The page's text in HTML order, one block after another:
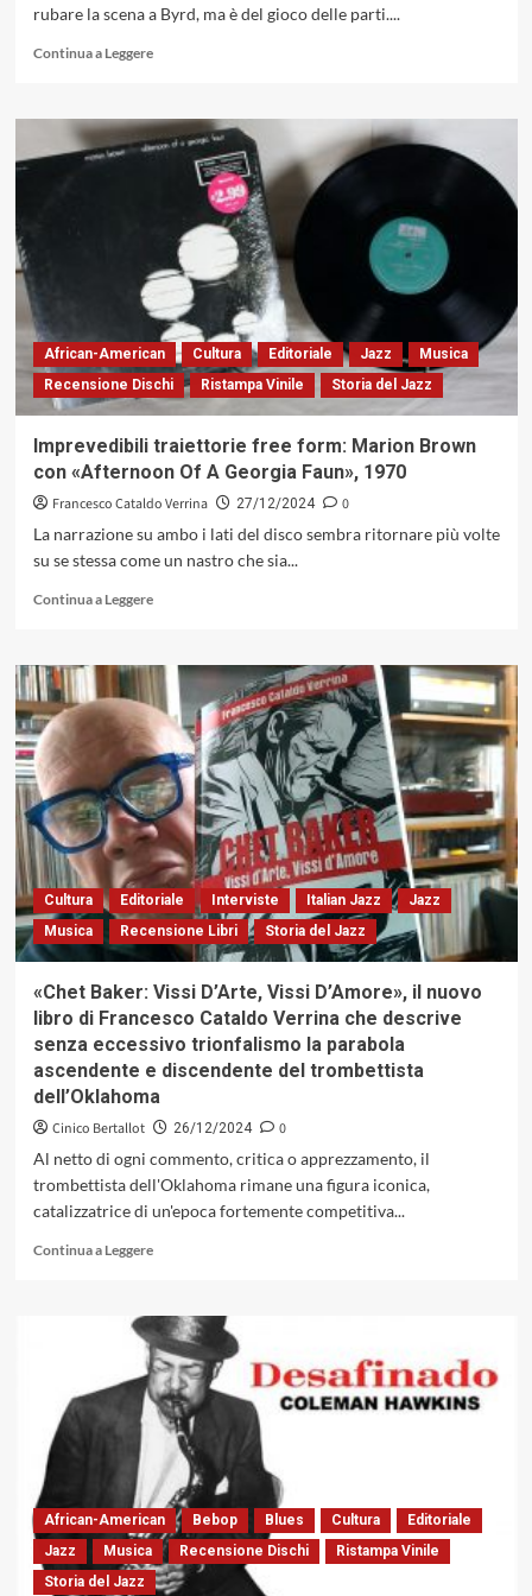
rubare la scena a Byrd, ma è del gioco delle parti....
Continua a LeggereLeggi
su
Donald
Form»,
forma
e
sostanza
(Blue
Note,
1966)
African-American Cultura Editoriale Jazz
Musica
Recensione Dischi
Ristampa Vinile Storia del Jazz
Imprevedibili traiettorie free form: Marion Brown
con «Afternoon Of A Georgia Faun», 1970
Francesco Cataldo Verrina 27/12/2024
0
La narrazione su ambo i lati del disco sembra ritornare più volte
su se stessa come un nastro che sia...
Continua a LeggereLeggi
su
Imprevedibili
traiettorie
free
form:
Marion
Brown
con
«Afternoon
Of
A
Georgia
Faun»,
1970
Cultura Editoriale Interviste Italian Jazz
Jazz
Musica
Recensione Libri Storia del Jazz
«Chet Baker: Vissi D’Arte, Vissi D’Amore», il nuovo
libro di Francesco Cataldo Verrina che descrive
senza eccessivo trionfalismo la parabola
ascendente e discendente del trombettista
dell’Oklahoma
Cinico Bertallot 26/12/2024
0
Al netto di ogni commento, critica o apprezzamento, il
trombettista dell'Oklahoma rimane una figura iconica,
catalizzatrice di un'epoca fortemente competitiva...
Continua a LeggereLeggi
su
«Chet
Baker:
Vissi
D’Arte,
Vissi
D’Amore»,
nuovo
libro
di
Francesco
Cataldo
African-American Bebop Blues Cultura
Editoriale
Jazz
Musica Recensione Dischi
Ristampa Vinile
Storia del Jazz